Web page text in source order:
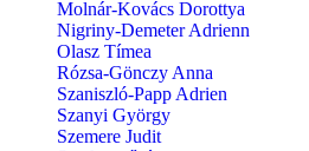
Molnár-Kovács Dorottya
Nigriny-Demeter Adrienn
Olasz Tímea
Rózsa-Gönczy Anna
Szaniszló-Papp Adrien
Szanyi György
Szemere Judit